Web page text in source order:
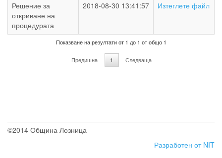
Решение за
откриване на
процедурата
2018-08-30 13:41:57 Изтеглете файл
Показване на резултати от 1 до 1 от общо 1
Предишна 1 Следваща
©2014 Община Лозница
Разработен от NIT